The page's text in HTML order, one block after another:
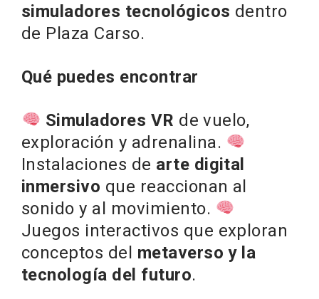
simuladores tecnológicos dentro
de Plaza Carso.
Qué puedes encontrar
Simuladores VR de vuelo,
exploración y adrenalina.
Instalaciones de arte digital
inmersivo que reaccionan al
sonido y al movimiento.
Juegos interactivos que exploran
conceptos del metaverso y la
tecnología del futuro.